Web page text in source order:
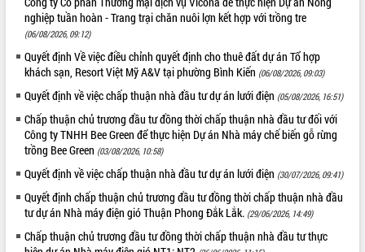
mới
Chuyển đổi số 'mở đường' cho nông
nghiệp Đắk Lắk tăng trưởng bứt phá
Triển khai đồng bộ đo đạc, lập hồ sơ
đai
Ứng dụng sinh trắc học - Bước tiến
trong hành trình chuyển đổi số tại Đắk
Lắk
Đắk Lắk nâng cao hiệu quả công tác
Đảng từ Sổ tay đảng viên điện tử
Đắk Lắk đẩy mạnh nuôi biển công
nghệ, hướng tới phát triển thủy sản
bền vững
nghiệp tuần hoàn - Trang trại chăn nuôi lợn kết hợp với trồng tre
(06/08/2026, 09:12)
Quyết định Về việc điều chỉnh quyết định cho thuê đất dự án Tổ hợp
khách sạn, Resort Việt Mỹ A&V tại phường Bình Kiến (06/08/2026, 09:03)
Quyết định về việc chấp thuận nhà đầu tư dự án lưới điện (05/08/2026, 16:51)
Chấp thuận chủ trương đầu tư đồng thời chấp thuận nhà đầu tư đối với
Công ty TNHH Bee Green để thực hiện Dự án Nhà máy chế biến gỗ rừng
trồng Bee Green (03/08/2026, 10:58)
Quyết định về việc chấp thuận nhà đầu tư dự án lưới điện (30/07/2026, 09:41)
Quyết định chấp thuận chủ trương đầu tư đồng thời chấp thuận nhà đầu
tư dự án Nhà máy điện gió Thuận Phong Đắk Lắk. (29/06/2026, 14:49)
Chấp thuận chủ trương đầu tư đồng thời chấp thuận nhà đầu tư thực